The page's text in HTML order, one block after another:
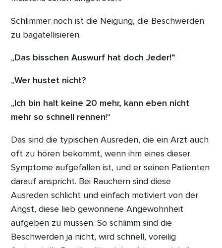
Schlimmer noch ist die Neigung, die Beschwerden
zu bagatellisieren.
„Das bisschen Auswurf hat doch Jeder!“
„Wer hustet nicht?
„Ich bin halt keine 20 mehr, kann eben nicht
mehr so schnell rennen!“
Das sind die typischen Ausreden, die ein Arzt auch
oft zu hören bekommt, wenn ihm eines dieser
Symptome aufgefallen ist, und er seinen Patienten
darauf anspricht. Bei Rauchern sind diese
Ausreden schlicht und einfach motiviert von der
Angst, diese lieb gewonnene Angewohnheit
aufgeben zu müssen. So schlimm sind die
Beschwerden ja nicht, wird schnell, voreilig